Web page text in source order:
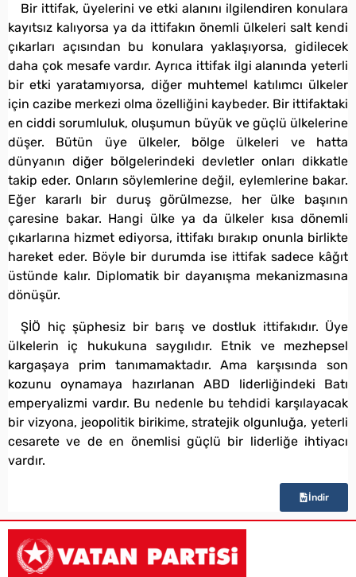
Bir ittifak, üyelerini ve etki alanını ilgilendiren konulara
kayıtsız kalıyorsa ya da ittifakın önemli ülkeleri salt kendi
çıkarları açısından bu konulara yaklaşıyorsa, gidilecek
daha çok mesafe vardır. Ayrıca ittifak ilgi alanında yeterli
bir etki yaratamıyorsa, diğer muhtemel katılımcı ülkeler
için cazibe merkezi olma özelliğini kaybeder. Bir ittifaktaki
en ciddi sorumluluk, oluşumun büyük ve güçlü ülkelerine
düşer. Bütün üye ülkeler, bölge ülkeleri ve hatta
dünyanın diğer bölgelerindeki devletler onları dikkatle
takip eder. Onların söylemlerine değil, eylemlerine bakar.
Eğer kararlı bir duruş görülmezse, her ülke başının
çaresine bakar. Hangi ülke ya da ülkeler kısa dönemli
çıkarlarına hizmet ediyorsa, ittifakı bırakıp onunla birlikte
hareket eder. Böyle bir durumda ise ittifak sadece kâğıt
üstünde kalır. Diplomatik bir dayanışma mekanizmasına
dönüşür.
ŞİÖ hiç şüphesiz bir barış ve dostluk ittifakıdır. Üye
ülkelerin iç hukukuna saygılıdır. Etnik ve mezhepsel
kargaşaya prim tanımamaktadır. Ama karşısında son
kozunu oynamaya hazırlanan ABD liderliğindeki Batı
emperyalizmi vardır. Bu nedenle bu tehdidi karşılayacak
bir vizyona, jeopolitik birikime, stratejik olgunluğa, yeterli
cesarete ve de en önemlisi güçlü bir liderliğe ihtiyacı
vardır.
İndir